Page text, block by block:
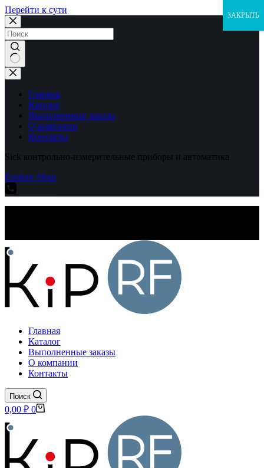
Перейти к сути
Ничего
не
найденоГлавная
Каталог
Выполненные заказы
О компании
Контакты
Sick контрольно-измерительные приборы и автоматика
Explore Shop
Главная
Каталог
Выполненные заказы
О компании
Контакты
Поиск
Корзина
0,00 ₽ 0
ЗАКРЫТЬ